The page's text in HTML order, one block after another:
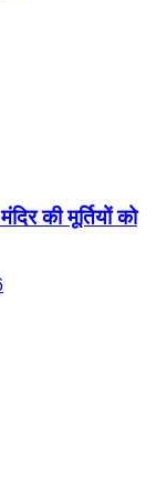
की मूर्तियों को